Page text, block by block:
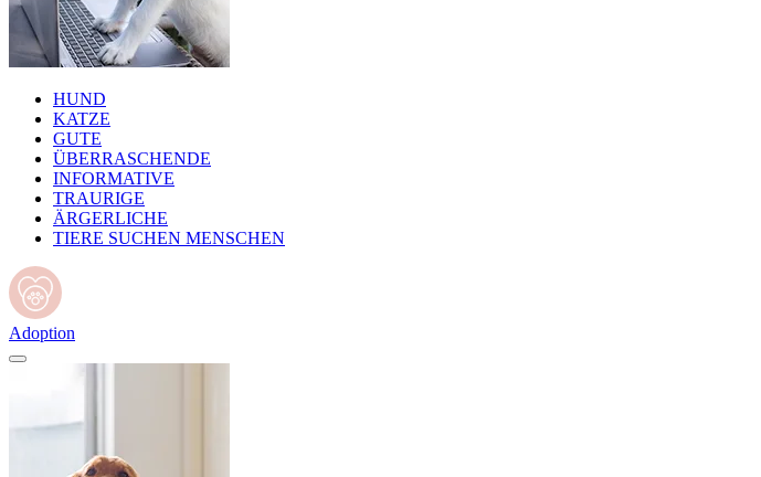
HUND
KATZE
GUTE
ÜBERRASCHENDE
INFORMATIVE
TRAURIGE
ÄRGERLICHE
TIERE SUCHEN MENSCHEN
Adoption